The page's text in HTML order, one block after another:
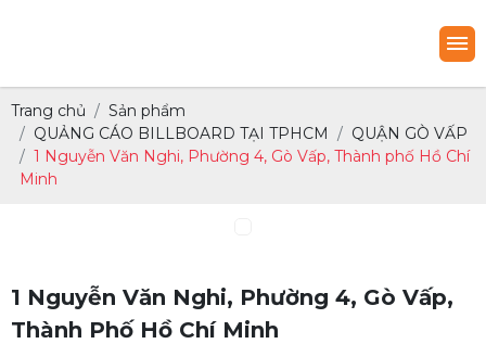
Trang chủ
Sản phẩm
QUẢNG CÁO BILLBOARD TẠI TPHCM
QUẬN GÒ VẤP
1 Nguyễn Văn Nghi, Phường 4, Gò Vấp, Thành phố Hồ Chí
Minh
1 Nguyễn Văn Nghi, Phường 4, Gò Vấp,
Thành Phố Hồ Chí Minh